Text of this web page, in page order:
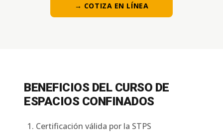
→ COTIZA EN LÍNEA
BENEFICIOS DEL CURSO DE
ESPACIOS CONFINADOS
Certificación válida por la STPS